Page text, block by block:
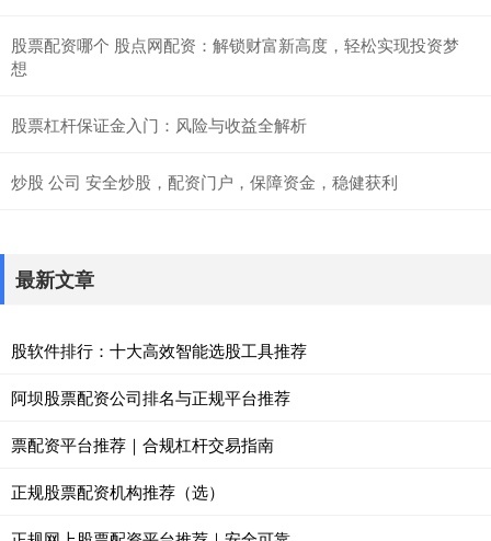
股票配资哪个 股点网配资：解锁财富新高度，轻松实现投资梦
想
股票杠杆保证金入门：风险与收益全解析
炒股 公司 安全炒股，配资门户，保障资金，稳健获利
最新文章
股软件排行：十大高效智能选股工具推荐
阿坝股票配资公司排名与正规平台推荐
票配资平台推荐｜合规杠杆交易指南
正规股票配资机构推荐（选）